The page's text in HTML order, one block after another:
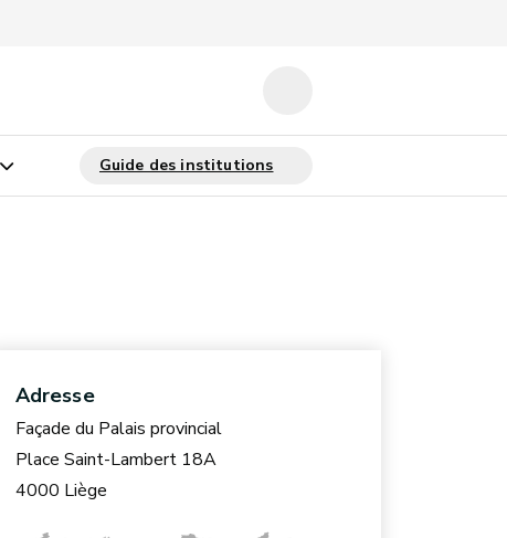
Adresse
Façade du Palais provincial
Place Saint-Lambert 18A
4000 Liège